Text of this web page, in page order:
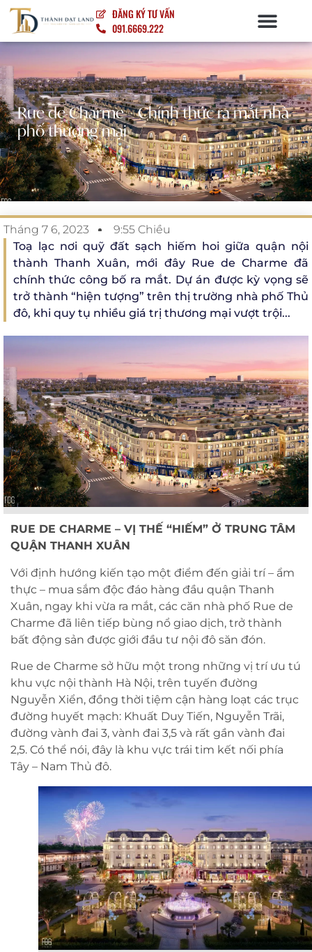
ĐĂNG KÝ TƯ VẤN
091.6669.222
Rue de Charme – Chính thức ra mắt nhà
phố thương mại
Tháng 7 6, 2023
9:55 Chiều
Toạ lạc nơi quỹ đất sạch hiếm hoi giữa quận nội
thành Thanh Xuân, mới đây Rue de Charme đã
chính thức công bố ra mắt. Dự án được kỳ vọng sẽ
trở thành “hiện tượng” trên thị trường nhà phố Thủ
đô, khi quy tụ nhiều giá trị thương mại vượt trội...
RUE DE CHARME – VỊ THẾ “HIẾM” Ở TRUNG TÂM
QUẬN THANH XUÂN
Với định hướng kiến tạo một điểm đến giải trí – ẩm
thực – mua sắm độc đáo hàng đầu quận Thanh
Xuân, ngay khi vừa ra mắt, các căn nhà phố Rue de
Charme đã liên tiếp bùng nổ giao dịch, trở thành
bất động sản được giới đầu tư nội đô săn đón.
Rue de Charme sở hữu một trong những vị trí ưu tú
khu vực nội thành Hà Nội, trên tuyến đường
Nguyễn Xiển, đồng thời tiệm cận hàng loạt các trục
đường huyết mạch: Khuất Duy Tiến, Nguyễn Trãi,
đường vành đai 3, vành đai 3,5 và rất gần vành đai
2,5. Có thể nói, đây là khu vực trái tim kết nối phía
Tây – Nam Thủ đô.